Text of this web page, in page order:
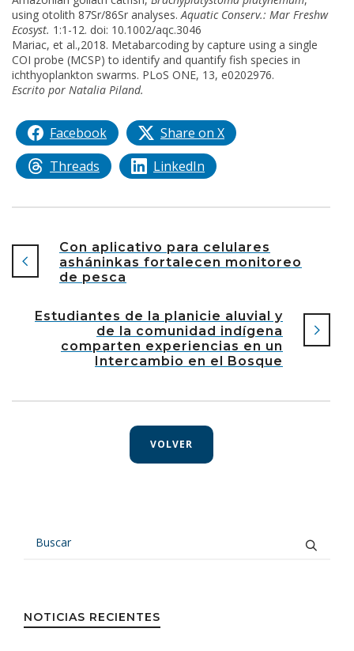
using otolith 87Sr/86Sr analyses. Aquatic Conserv.: Mar Freshw
Ecosyst. 1:1-12. doi: 10.1002/aqc.3046
Mariac, et al.,2018. Metabarcoding by capture using a single
COI probe (MCSP) to identify and quantify fish species in
ichthyoplankton swarms. PLoS ONE, 13, e0202976.
Escrito por Natalia Piland.
Facebook
Share on X
Threads
LinkedIn
Con aplicativo para celulares
asháninkas fortalecen monitoreo
de pesca
Estudiantes de la planicie aluvial y
de la comunidad indígena
comparten experiencias en un
Intercambio en el Bosque
VOLVER
NOTICIAS RECIENTES